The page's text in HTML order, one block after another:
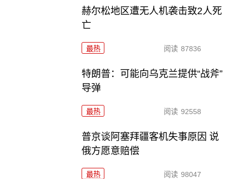
赫尔松地区遭无人机袭击致2人死
亡
最热 阅读 87836
特朗普：可能向乌克兰提供“战斧”
导弹
最热 阅读 92558
普京谈阿塞拜疆客机失事原因 说
俄方愿意赔偿
最热 阅读 98047